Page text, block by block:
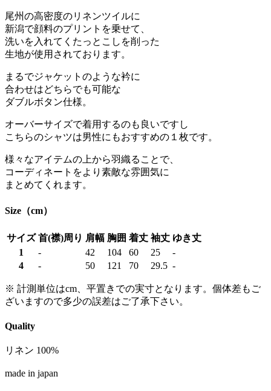
尾州の高密度のリネンツイルに
新潟で顔料のプリントを乗せて、
洗いを入れてくたっとこしを削った
生地が使用されております。
まるでジャケットのような衿に
合わせはどちらでも可能な
ダブルボタン仕様。
オーバーサイズで着用するのも良いですし
こちらのシャツは男性にもおすすめの１枚です。
様々なアイテムの上から羽織ることで、
コーディネートをより素敵な雰囲気に
まとめてくれます。
Size（cm）
サイズ 首(襟)周り 肩幅 胸囲 着丈 袖丈 ゆき丈
1
- 42 104 60 25
-
4
- 50 121 70 29.5 -
※ 計測単位はcm、平置きでの実寸となります。個体差もご
ざいますので多少の誤差はご了承下さい。
Quality
リネン 100%
made in japan